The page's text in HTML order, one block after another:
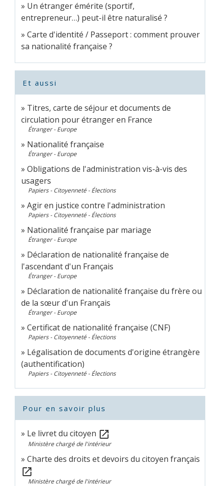
Un étranger émérite (sportif,
entrepreneur…) peut-il être naturalisé ?
Carte d'identité / Passeport : comment prouver
sa nationalité française ?
Et aussi
Titres, carte de séjour et documents de
circulation pour étranger en France
Étranger - Europe
Nationalité française
Étranger - Europe
Obligations de l'administration vis-à-vis des
usagers
Papiers - Citoyenneté - Élections
Agir en justice contre l'administration
Papiers - Citoyenneté - Élections
Nationalité française par mariage
Étranger - Europe
Déclaration de nationalité française de
l'ascendant d'un Français
Étranger - Europe
Déclaration de nationalité française du frère ou
de la sœur d'un Français
Étranger - Europe
Certificat de nationalité française (CNF)
Papiers - Citoyenneté - Élections
Légalisation de documents d'origine étrangère
(authentification)
Papiers - Citoyenneté - Élections
Pour en savoir plus
Le livret du citoyen open_in_new
Ministère chargé de l'intérieur
Charte des droits et devoirs du citoyen français
open_in_new
Ministère chargé de l'intérieur